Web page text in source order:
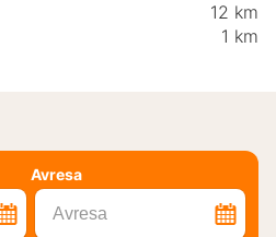
12 km
1 km
Avresa
Avresa